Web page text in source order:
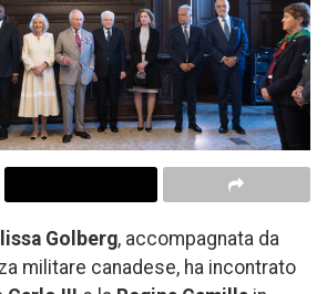
Golberg, accompagnata da
militare canadese, ha incontrato